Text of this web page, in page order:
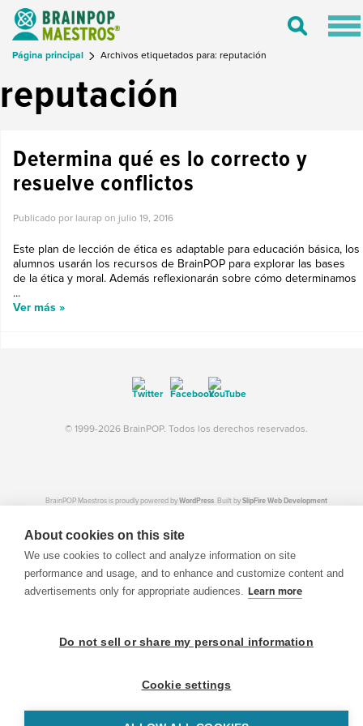
Toggle
Página principal Archivos etiquetados para: reputación
reputación
Determina qué es lo correcto y
resuelve conflictos
Publicado por laurap on julio 19, 2016
Este plan de lección de ética es adaptable para educación básica, los
alumnos usarán los recursos de BrainPOP para explorar las bases
de la ética y moral. Además reflexionarán sobre cómo determinamos
...
Ver más »
© 1999-2026 BrainPOP. Todos los derechos reservados.
BrainPOP Maestros is proudly powered byWordPress. Built bySlipFire Web Development
About cookies on this site
We use cookies to collect and analyze information on site
performance and usage, and to enhance and customize content and
advertisements only for appropriate audiences. Learn more
Do not sell or share my personal information
Cookie settings